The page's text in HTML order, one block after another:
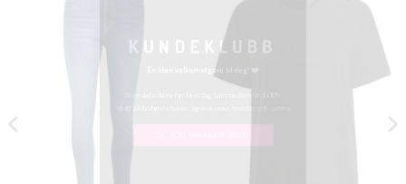
KUNDEKLUBB
En liten velkomstgave til deg! ❤️
rabatt på din første handel og eksklusive fordeler rett i lomma.